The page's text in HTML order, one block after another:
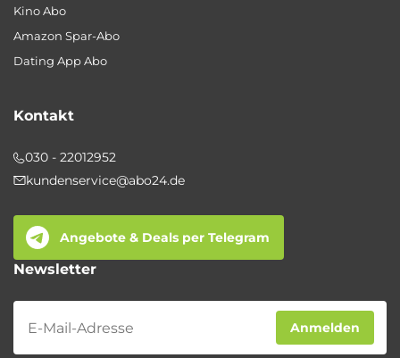
Kino Abo
Amazon Spar-Abo
Dating App Abo
Kontakt
030 - 22012952
kundenservice@abo24.de
Angebote & Deals per Telegram
Newsletter
Newsletter
Anmelden